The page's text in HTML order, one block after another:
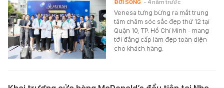
Venesa tưng bừng ra mắt trung
tâm chăm sóc sắc đẹp thứ 12 tại
Quận 10, TP. Hồ Chí Minh - mang
tới đẳng cấp làm đẹp toàn diện
cho khách hàng.
ĐỜI SỐNG - 4 năm trước